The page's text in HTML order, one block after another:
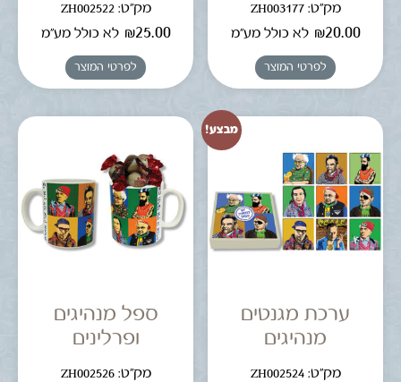
מק"ט: ZH003177
₪20.00 לא כולל מע"מ
לפרטי המוצר
מק"ט: ZH002522
₪25.00 לא כולל מע"מ
לפרטי המוצר
מבצע!
ערכת מגנטים
מנהיגים
מק"ט: ZH002524
ספל מנהיגים
ופרלינים
מק"ט: ZH002526